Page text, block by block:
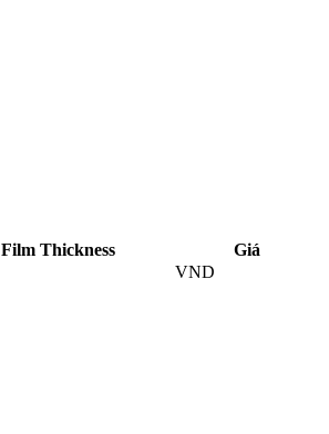
Film Thickness
Giá
VND